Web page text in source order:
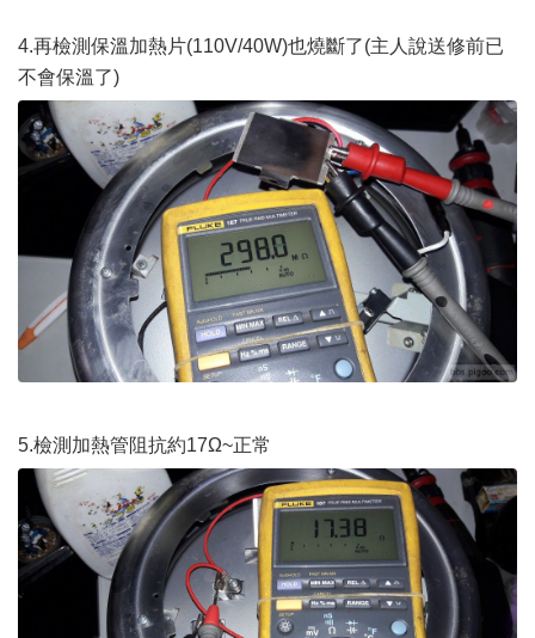
4.再檢測保溫加熱片(110V/40W)也燒斷了(主人說送修前已
不會保溫了)
5.檢測加熱管阻抗約17Ω~正常